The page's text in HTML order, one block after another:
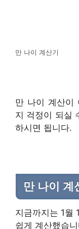
만 나이 계산기
만 나이 계산이
지 걱정이 되실
하시면 됩니다.
만 나이 계
지금까지는 1월
쉽게 계산했습